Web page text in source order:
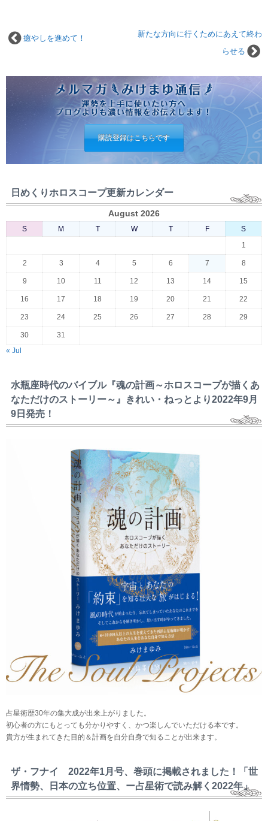
新たな方向に行くためにあえて終わ
らせる
癒やしを進めて！
購読登録はこちらです
日めくりホロスコープ更新カレンダー
August 2026
S M T W T F
S
1
2 3 4 5 6 7 8
9 10 11 12 13 14 15
16 17 18 19 20 21 22
23 24 25 26 27 28 29
30
31
« Jul
水瓶座時代のバイブル『魂の計画～ホロスコープが描くあ
なただけのストーリー～』きれい・ねっとより2022年9月
9日発売！
占星術歴30年の集大成が出来上がりました。
初心者の方にもとっても分かりやすく、かつ楽しんでいただける本です。
貴方が生まれてきた目的＆計画を自分自身で知ることが出来ます。
ザ・フナイ 2022年1月号、巻頭に掲載されました！「世
界情勢、日本の立ち位置、ー占星術で読み解く2022年」